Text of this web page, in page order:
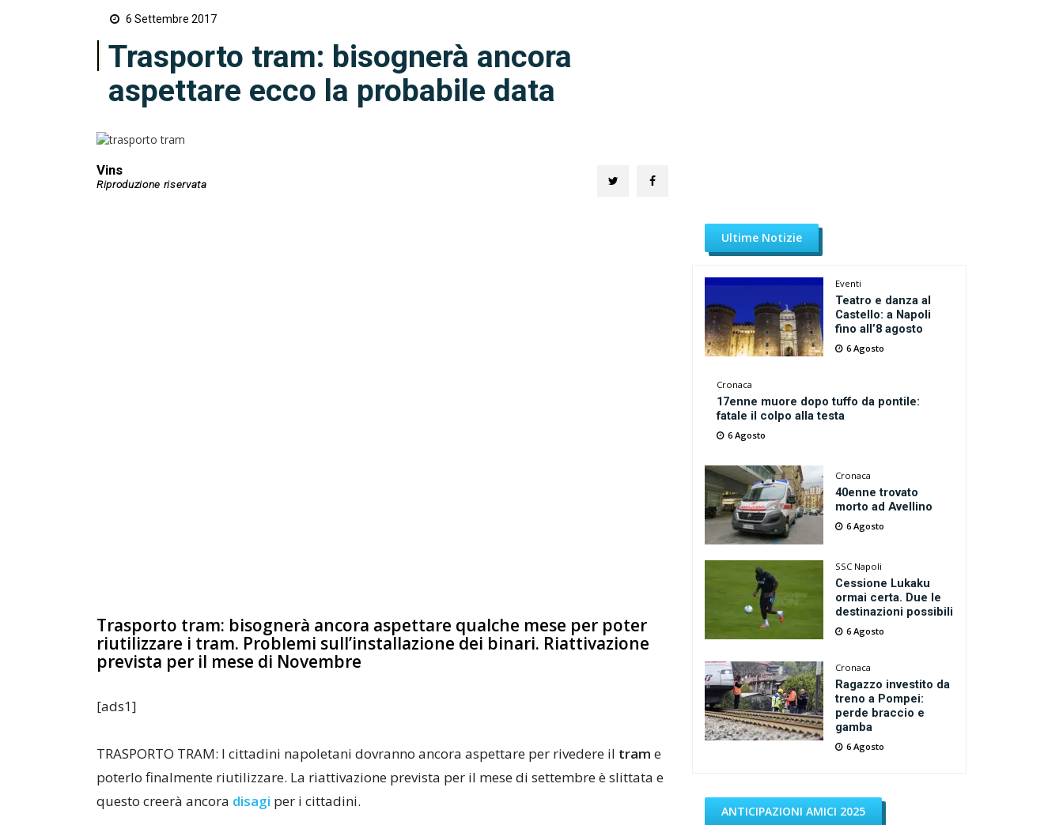
6 Settembre 2017
Trasporto tram: bisognerà ancora
aspettare ecco la probabile data
Vins
Trasporto tram: bisognerà ancora aspettare qualche mese per poter
riutilizzare i tram. Problemi sull’installazione dei binari. Riattivazione
prevista per il mese di Novembre
[ads1]
TRASPORTO TRAM: I cittadini napoletani dovranno ancora aspettare per rivedere il tram e
poterlo finalmente riutilizzare. La riattivazione prevista per il mese di settembre è slittata e
questo creerà ancora disagi per i cittadini.
Ultime Notizie
Eventi
Teatro e danza al
Castello: a Napoli
fino all’8 agosto
6 Agosto
Cronaca
17enne muore dopo tuffo da pontile:
fatale il colpo alla testa
6 Agosto
Cronaca
40enne trovato
morto ad Avellino
6 Agosto
SSC Napoli
Cessione Lukaku
ormai certa. Due le
destinazioni possibili
6 Agosto
Cronaca
Ragazzo investito da
treno a Pompei:
perde braccio e
gamba
6 Agosto
ANTICIPAZIONI AMICI 2025